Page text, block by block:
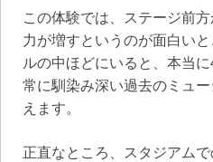
この体験では、ステージ前
力が増すというのが面白い
ルの中ほどにいると、本当
常に馴染み深い過去のミュ
えます。
正直なところ、スタジアム